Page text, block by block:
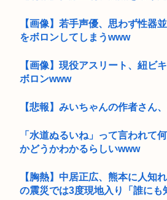
【画像】若手声優、思わず性器
をボロンしてしまうwww
【画像】現役アスリート、紐ビ
ボロンwww
【悲報】みいちゃんの作者さん
「水道ぬるいね」って言われて
かどうかわかるらしいwww
【胸熱】中居正広、熊本に人
の震災では3度現地入り「誰にも